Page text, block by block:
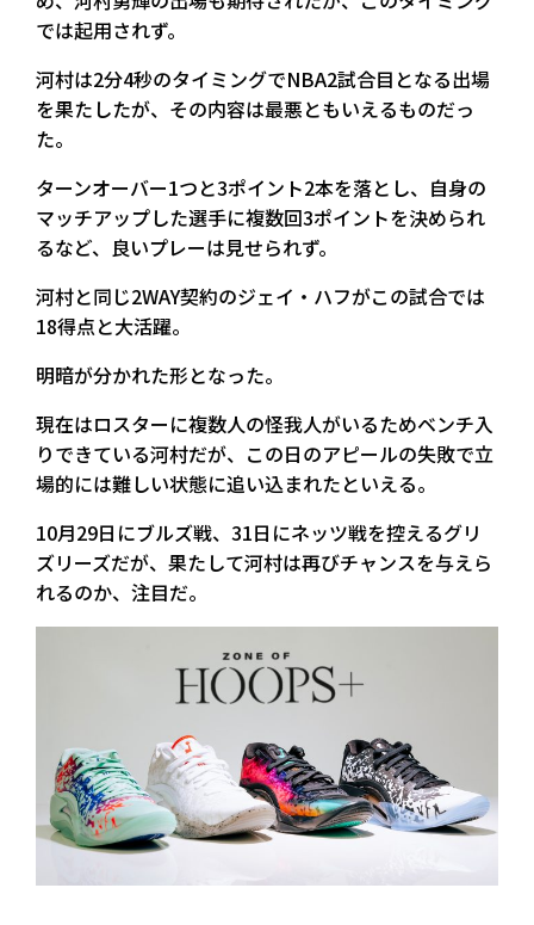
では起用されず。
河村は2分4秒のタイミングでNBA2試合目となる出場
を果たしたが、その内容は最悪ともいえるものだっ
た。
ターンオーバー1つと3ポイント2本を落とし、自身の
マッチアップした選手に複数回3ポイントを決められ
るなど、良いプレーは見せられず。
河村と同じ2WAY契約のジェイ・ハフがこの試合では
18得点と大活躍。
明暗が分かれた形となった。
現在はロスターに複数人の怪我人がいるためベンチ入
りできている河村だが、この日のアピールの失敗で立
場的には難しい状態に追い込まれたといえる。
10月29日にブルズ戦、31日にネッツ戦を控えるグリ
ズリーズだが、果たして河村は再びチャンスを与えら
れるのか、注目だ。